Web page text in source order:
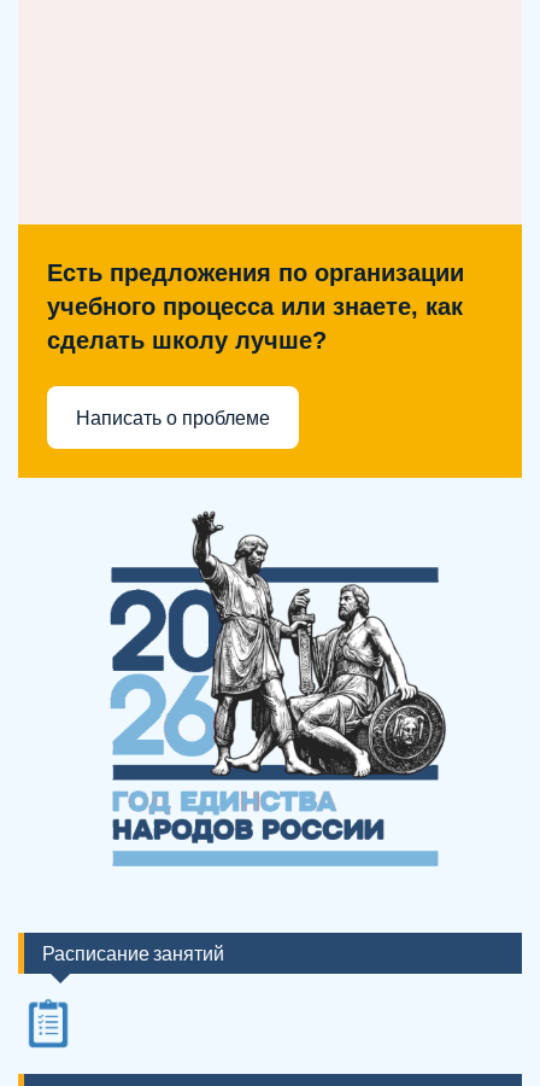
Есть предложения по организации
учебного процесса или знаете, как
сделать школу лучше?
Написать о проблеме
Расписание занятий